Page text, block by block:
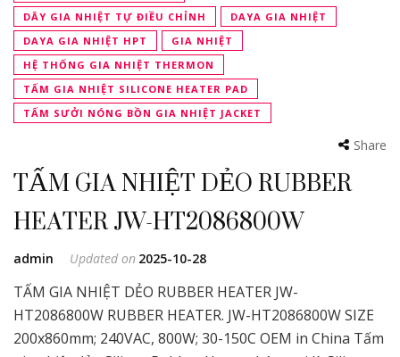
DÂY GIA NHIỆT TỰ ĐIỀU CHỈNH
DAYA GIA NHIỆT
DAYA GIA NHIỆT HPT
GIA NHIỆT
HỆ THỐNG GIA NHIỆT THERMON
TẤM GIA NHIỆT SILICONE HEATER PAD
TẤM SƯỞI NÓNG BỒN GIA NHIỆT JACKET
Share
TẤM GIA NHIỆT DẺO RUBBER
HEATER JW-HT2086800W
admin Updated on 2025-10-28
TẤM GIA NHIỆT DẺO RUBBER HEATER JW-
HT2086800W RUBBER HEATER. JW-HT2086800W SIZE
200x860mm; 240VAC, 800W; 30-150C OEM in China Tấm